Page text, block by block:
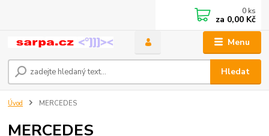
Menu
Hledat
0 ks
za 0,00 Kč
Úvod MERCEDES
MERCEDES